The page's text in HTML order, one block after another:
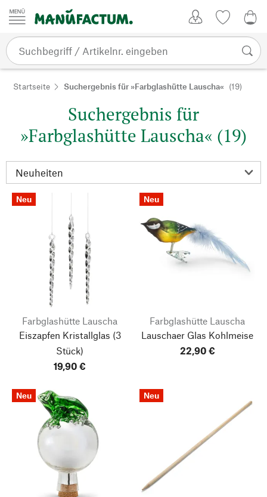
Zum Inhalt springen
Startseite Suchergebnis für »Farbglashütte Lauscha« (19)
Suchergebnis für
»Farbglashütte Lauscha« (19)
Neu
Farbglashütte Lauscha
Eiszapfen Kristallglas (3
Stück)
19,90 €
Neu
Farbglashütte Lauscha
Lauschaer Glas Kohlmeise
22,90 €
Neu Neu